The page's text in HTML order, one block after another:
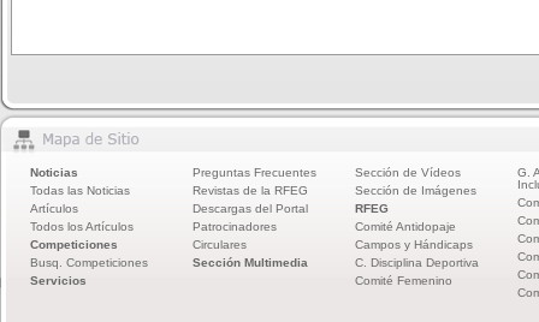
Noticias
Todas las Noticias
Artículos
Todos los Artículos
Competiciones
Busq. Competiciones
Servicios
Preguntas Frecuentes
Revistas de la RFEG
Descargas del Portal
Patrocinadores
Circulares
Sección Multimedia
Sección de Vídeos
Sección de Imágenes
RFEG
Comité Antidopaje
Campos y Hándicaps
C. Disciplina Deportiva
Comité Femenino
G.